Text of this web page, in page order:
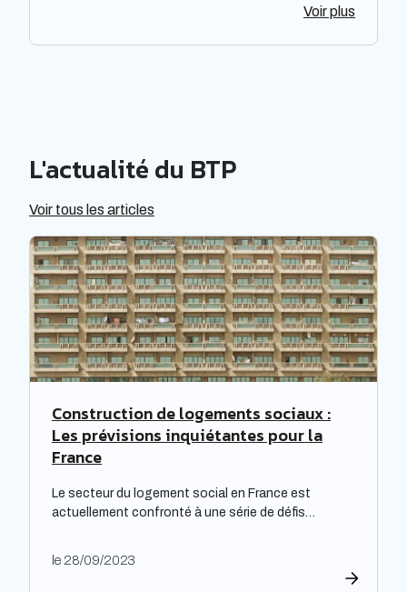
juridique d'une Société par actions simplifiée àVoir plus
L'actualité du BTP
Voir tous les articles
Construction de logements sociaux :
Les prévisions inquiétantes pour la
France
Le secteur du logement social en France est
actuellement confronté à une série de défis
répondre à leurs obligations de rénovation, mais
le 28/09/2023